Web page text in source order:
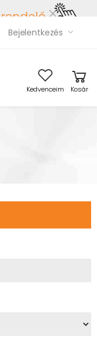
Bejelentkezés
Kedvenceim Kosár